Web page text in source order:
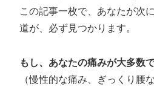
この記事一枚で、あなたが次
道が、必ず見つかります。
もし、あなたの痛みが大多数
（慢性的な痛み、ぎっくり腰